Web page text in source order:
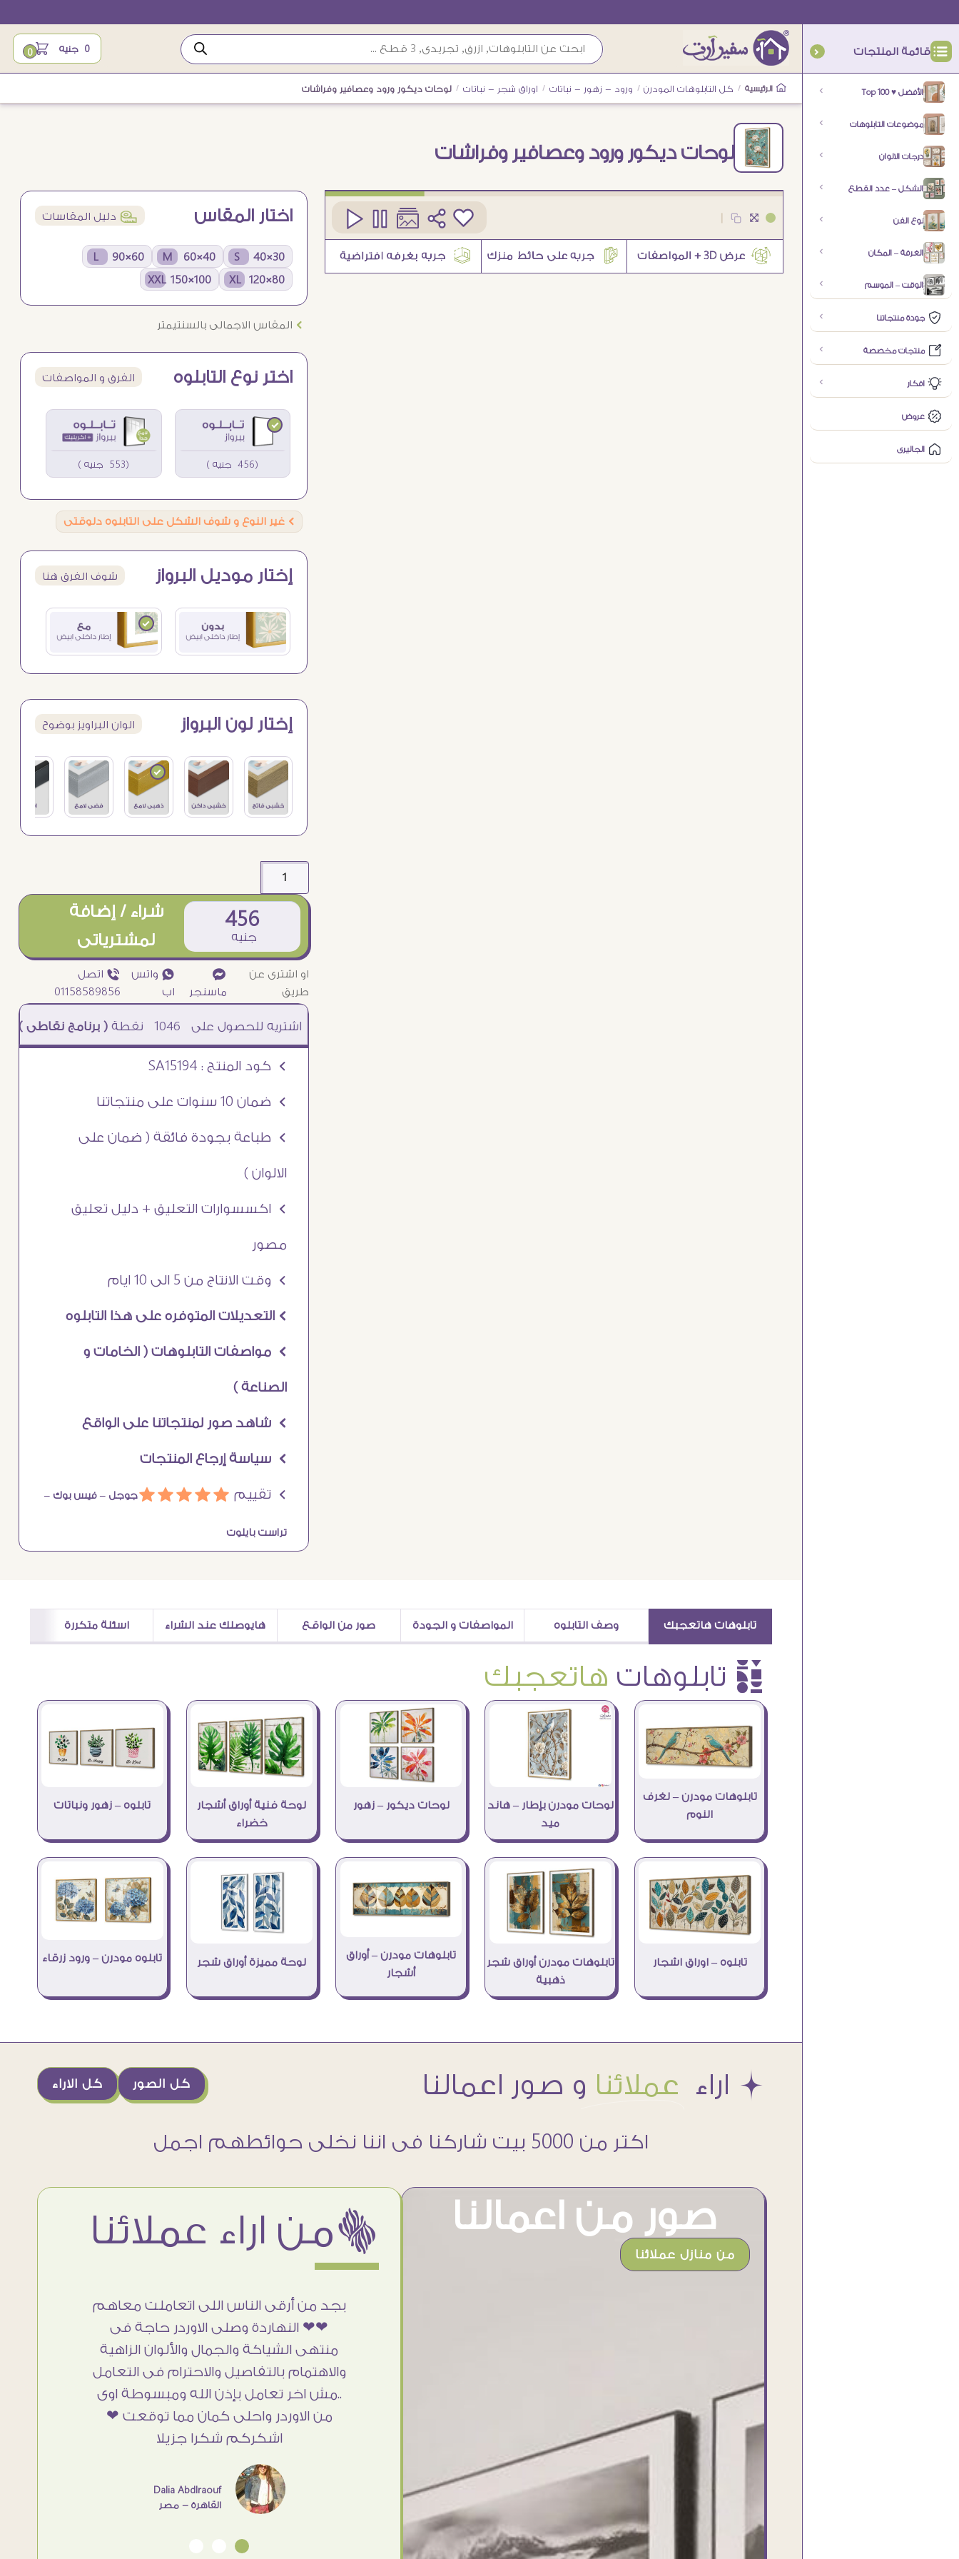
قائمة المنتجات
الأفضل ♥ Top 100
موضوعات التابلوهات
درجات الالوان
الشكل – عدد القطع
نوع الفن
الغرفة – المكان
الوقت – الموسم
جودة منتجاتنا
منتجات مخصصة
افكار
عروض
الجاليرى
0 جنيه 0
الرئيسية / كل التابلوهات المودرن / ورود - زهور - نباتات / اوراق شجر - نباتات / لوحات ديكور ورود وعصافير وفراشات
لوحات ديكور ورود وعصافير وفراشات
5 اختار المقاس í دليل المقاسات
30×40 S
40×60 M
60×90 L
80×120 XL
100×150 XXL
Ö المقاس الاجمالى بالسنتيمتر
اختر نوع التابلوه الفرق و المواصفات
(456 جنيه ) (553 جنيه )
Ö غير النوع و شوف الشكل على التابلوه دلوقتى
إختار موديل البرواز شوف الفرق هنا
إختار لون البرواز الوان البراويز بوضوح
456
جنيه
شراء / إضافة
لمشترياتى
او اشترى عن
طريق
¥
ماسنجر
₧ واتس
اب
ƒ اتصل
01158589856
1046 نقطة( برنامج نقاطى )à خصم 5% للعملاء الجدد à شحن مجانى عند الشراء ب 4000 جنيه à
Ö كود المنتج : SA15194
Ö ضمان 10 سنوات على منتجاتنا
Ö طباعة بجودة فائقة ( ضمان على
الالوان )
Ö اكسسوارات التعليق + دليل تعليق
مصور
Ö وقت الانتاج من 5 الى 10 ايام
Ö التعديلات المتوفره على هذا التابلوه
Ö مواصفات التابلوهات ( الخامات و
الصناعة )
Ö شاهد صور لمنتجاتنا على الواقع
Ö سياسة إرجاع المنتجات
Ö تقييم áááááجوجل – فيس بوك –
تراست بايلوت
تابلوهات هاتعجبك وصف التابلوه المواصفات و الجودة صور من الواقع هايوصلك عند الشراء اسئلة متكررة
è تابلوهات هاتعجبك
تابلوهات مودرن – لغرف
النوم
لوحات مودرن بإطار – هاند
ميد
لوحات ديكور – زهور
لوحة فنية أوراق أشجار
خضراء
تابلوه – زهور ونباتات
تابلوه – اوراق اشجار
تابلوهات مودرن أوراق شجر
ذهبية
تابلوهات مودرن – أوراق
أشجار
لوحة مميزة أوراق شجر تابلوه مودرن – ورود زرقاء
Æ اراء عملائنا و صور اعمالنا كل الاراء كل الصور
اكتر من 5000 بيت شاركنا فى اننا نخلى حوائطهم اجمل
صور من اعمالنا
من منازل عملائنا
ëمن اراء عملائنا
وإرضاء العميل والخامات والتقفيل وسرعة
التوصيل. بصراحه وبمنتهي الأمانه مكسب
Doaa Elsayd
القاهرة - مصر
بجد من أرقى الناس اللى اتعاملت معاهم
❤❤ النهاردة وصلى الاوردر حاجة فى
منتهى الشياكة والجمال والألوان الزاهية
والاهتمام بالتفاصيل والاحترام فى التعامل
..مش اخر تعامل بإذن الله ومبسوطة اوى
من الاوردر واحلى كمان مما توقعت ❤
اشكركم شكرا جزيلا
Dalia Abdlraouf
القاهرة - مصر